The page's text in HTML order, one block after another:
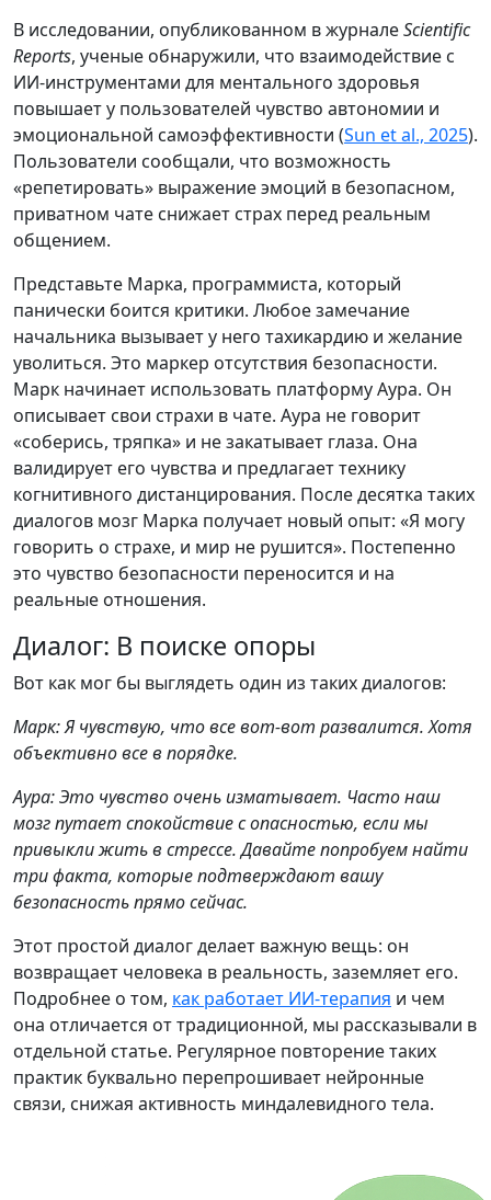
В исследовании, опубликованном в журналеScientific
Reports, ученые обнаружили, что взаимодействие с
ИИ-инструментами для ментального здоровья
повышает у пользователей чувство автономии и
эмоциональной самоэффективности (Sun et al., 2025).
Пользователи сообщали, что возможность
«репетировать» выражение эмоций в безопасном,
приватном чате снижает страх перед реальным
общением.
Представьте Марка, программиста, который
панически боится критики. Любое замечание
начальника вызывает у него тахикардию и желание
уволиться. Это маркер отсутствия безопасности.
Марк начинает использовать платформу Аура. Он
описывает свои страхи в чате. Аура не говорит
«соберись, тряпка» и не закатывает глаза. Она
валидирует его чувства и предлагает технику
когнитивного дистанцирования. После десятка таких
диалогов мозг Марка получает новый опыт: «Я могу
говорить о страхе, и мир не рушится». Постепенно
это чувство безопасности переносится и на
реальные отношения.
Диалог: В поиске опоры
Вот как мог бы выглядеть один из таких диалогов:
Марк: Я чувствую, что все вот-вот развалится. Хотя
объективно все в порядке.
Аура: Это чувство очень изматывает. Часто наш
мозг путает спокойствие с опасностью, если мы
привыкли жить в стрессе. Давайте попробуем найти
три факта, которые подтверждают вашу
безопасность прямо сейчас.
Этот простой диалог делает важную вещь: он
возвращает человека в реальность, заземляет его.
Подробнее о том, как работает ИИ-терапия и чем
она отличается от традиционной, мы рассказывали в
отдельной статье. Регулярное повторение таких
практик буквально перепрошивает нейронные
связи, снижая активность миндалевидного тела.